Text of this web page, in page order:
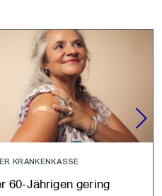
KRANKENKASSE
60-Jährigen gering